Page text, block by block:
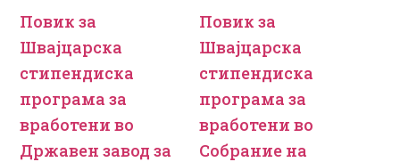
Повик за
Швајцарска
стипендиска
програма за
вработени во
Државен завод за
Повик за
Швајцарска
стипендиска
програма за
вработени во
Собрание на